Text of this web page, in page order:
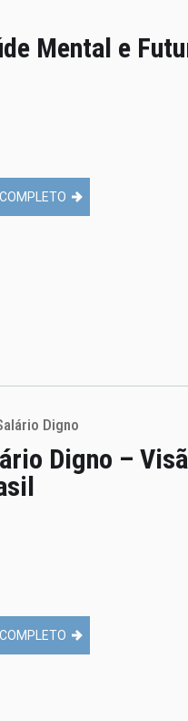
Mental e
Digno
Digno –